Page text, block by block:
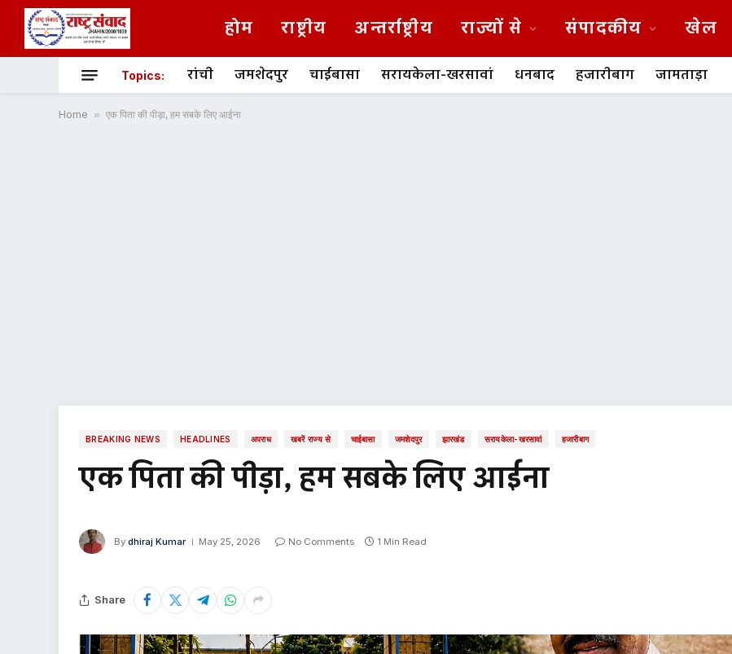
होम राष्ट्रीय अन्तर्राष्ट्रीय राज्यों से संपादकीय खेल
Topics: रांची जमशेदपुर चाईबासा सरायकेला-खरसावां धनबाद हजारीबाग जामताड़ा
Home » एक पिता की पीड़ा, हम सबके लिए आईना
BREAKING NEWS HEADLINES अपराध खबरें राज्य से चाईबासा जमशेदपुर झारखंड सरायकेला-खरसावां हजारीबाग
एक पिता की पीड़ा, हम सबके लिए आईना
By dhiraj Kumar May 25, 2026 No Comments 1 Min Read
Share